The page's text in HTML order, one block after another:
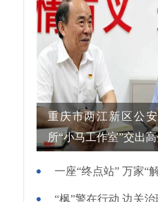
重庆市两江新区公
所“小马工作室”交出
“枫”警在行动 边关